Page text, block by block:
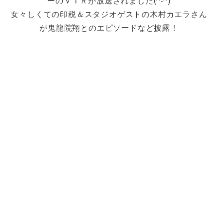
女々しくての印税＆スタジオゲストの木村カエラさん
が鬼龍院翔とのエピソードなど披露！